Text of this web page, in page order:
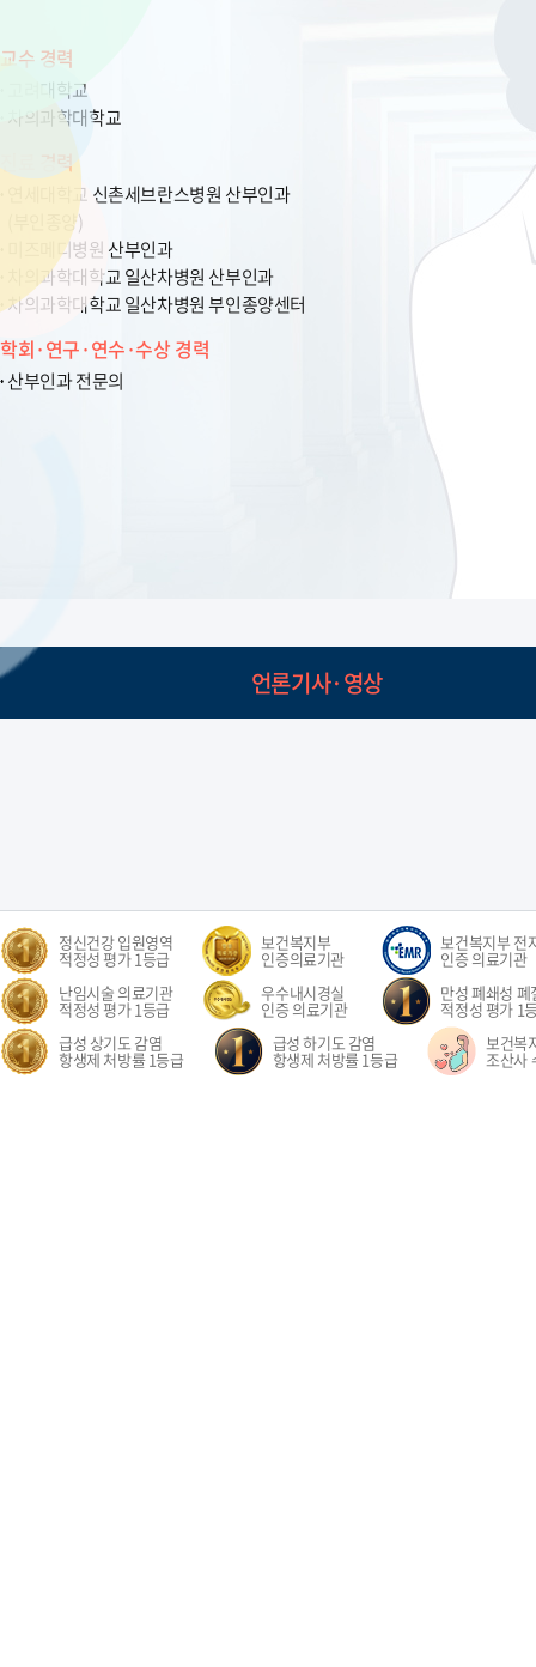
교수 경력
고려대학교
차의과학대학교
진료 경력
연세대학교 신촌세브란스병원 산부인과
(부인종양)
미즈메디병원 산부인과
차의과학대학교 일산차병원 산부인과
차의과학대학교 일산차병원 부인종양센터
학회·연구·연수·수상 경력
산부인과 전문의
언론기사·영상
정신건강 입원영역
적정성 평가 1등급
보건복지부
인증의료기관
보건복지부 전
인증 의료기관
난임시술 의료기관
적정성 평가 1등급
우수내시경실
인증 의료기관
만성 폐쇄성
적정성 평가 1
급성 상기도 감염
항생제 처방률 1등급
급성 하기도 감염
항생제 처방률 1등급
보건복
조산사